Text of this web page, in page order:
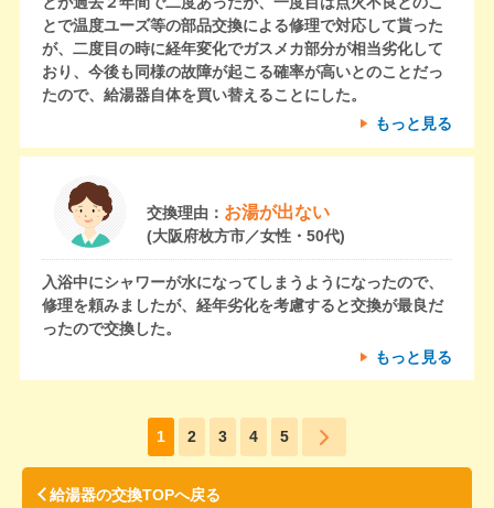
とで温度ユーズ等の部品交換による修理で対応して貰った
が、二度目の時に経年変化でガスメカ部分が相当劣化して
おり、今後も同様の故障が起こる確率が高いとのことだっ
たので、給湯器自体を買い替えることにした。
もっと見る
交換理由： お湯が出ない
(大阪府枚方市／女性・50代)
入浴中にシャワーが水になってしまうようになったので、
修理を頼みましたが、経年劣化を考慮すると交換が最良だ
ったので交換した。
もっと見る
1 2 3 4 5
給湯器の交換TOPへ戻る